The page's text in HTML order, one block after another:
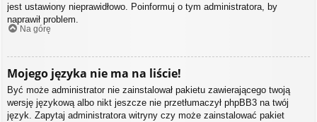
jest ustawiony nieprawidłowo. Poinformuj o tym administratora, by
naprawił problem.
Na górę
Mojego języka nie ma na liście!
Być może administrator nie zainstalował pakietu zawierającego twoją
wersję językową albo nikt jeszcze nie przetłumaczył phpBB3 na twój
język. Zapytaj administratora witryny czy może zainstalować pakiet